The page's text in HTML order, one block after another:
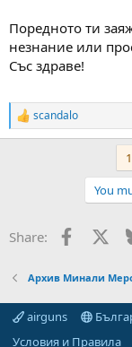
Поредното ти
незнание или
Със здраве!
R
e
s
scandalo
You
Share:
Архив Минали
airguns
Условия и Правила